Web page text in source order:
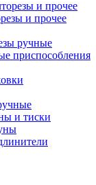
и прочее
ручные
приспособления
и тиски